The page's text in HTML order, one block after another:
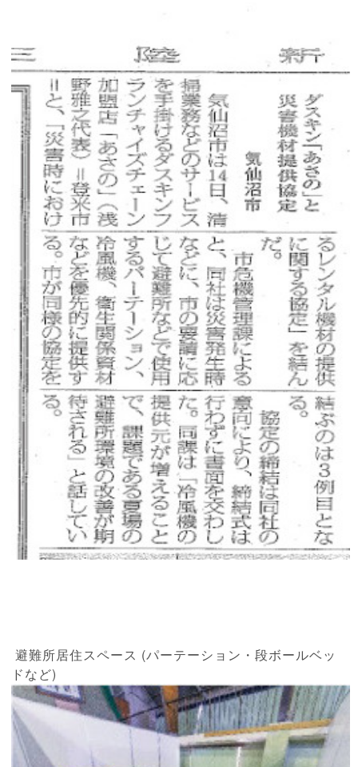
避難所居住スペース (パーテーション・段ボールベッ
ドなど)